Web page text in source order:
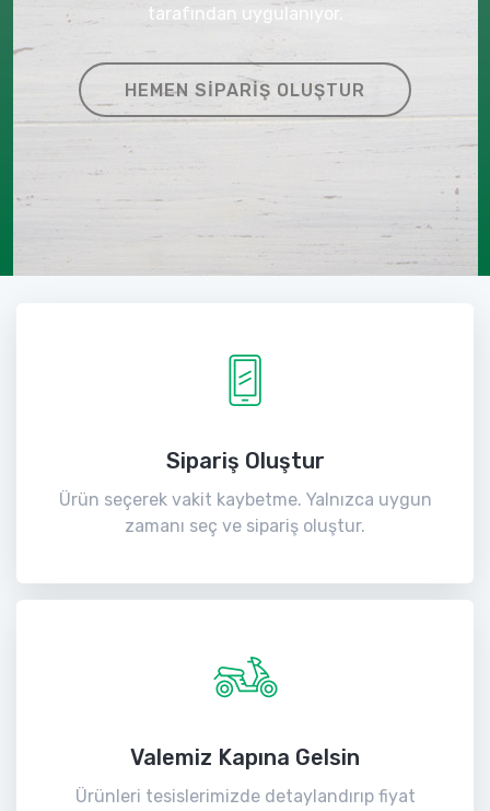
tarafından uygulanıyor.
HEMEN SIPARIŞ OLUŞTUR
Sipariş Oluştur
Ürün seçerek vakit kaybetme. Yalnızca uygun
zamanı seç ve sipariş oluştur.
Valemiz Kapına Gelsin
Ürünleri tesislerimizde detaylandırıp fiyat